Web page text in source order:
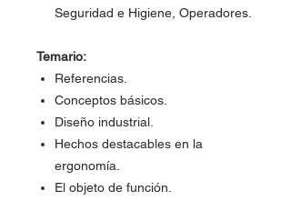
Seguridad e Higiene, Operadores.
Temario:
Referencias.
Conceptos básicos.
Diseño industrial.
Hechos destacables en la
ergonomía.
El objeto de función.